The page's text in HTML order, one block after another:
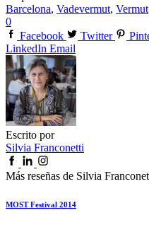
Barcelona, Vadevermut, Vermut
0
Facebook
Twitter
LinkedIn Email
Escrito por
Silvia Franconetti
Más reseñas de Silvia
MOST Festival 2014